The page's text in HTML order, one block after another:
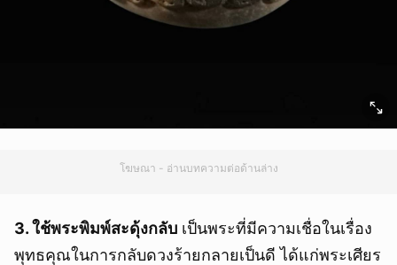
โฆษณา - อ่านบทความต่อด้านล่าง
3. ใช้พระพิมพ์สะดุ้งกลับ เป็นพระที่มีความเชื่อในเรื่อง
พุทธคุณในการกลับดวงร้ายกลายเป็นดี ได้แก่พระเศียร